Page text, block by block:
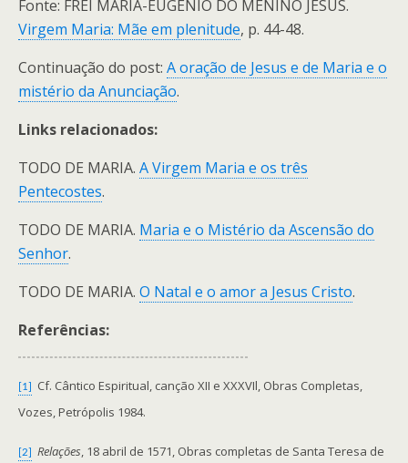
Fonte: FREI MARIA-EUGÊNIO DO MENINO JESUS.
Virgem Maria: Mãe em plenitude, p. 44-48.
Continuação do post: A oração de Jesus e de Maria e o
mistério da Anunciação.
Links relacionados:
TODO DE MARIA. A Virgem Maria e os três
Pentecostes.
TODO DE MARIA. Maria e o Mistério da Ascensão do
Senhor.
TODO DE MARIA. O Natal e o amor a Jesus Cristo.
Referências:
[1]
Cf. Cântico Espiritual, canção XII e XXXVIl, Obras Completas,
Vozes, Petrópolis 1984.
[2] Relações, 18 abril de 1571, Obras completas de Santa Teresa de